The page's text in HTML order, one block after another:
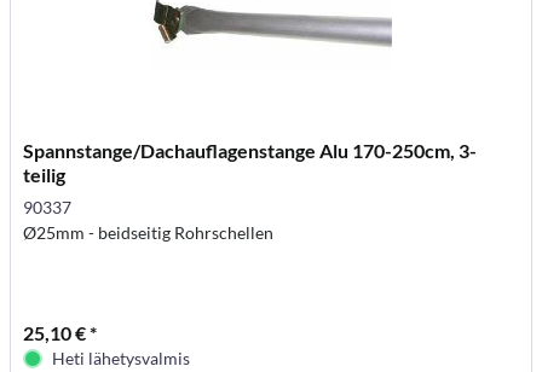
Spannstange/Dachauflagenstange Alu 170-250cm, 3-
teilig
90337
Ø25mm - beidseitig Rohrschellen
25,10 € *
Heti lähetysvalmis